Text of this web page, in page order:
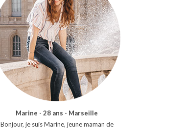
Marine - 28 ans - Marseille
Bonjour, je suis Marine, jeune maman de